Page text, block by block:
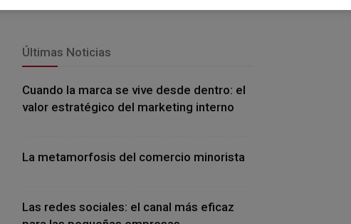
Últimas Noticias
Cuando la marca se vive desde dentro: el
valor estratégico del marketing interno
La metamorfosis del comercio minorista
Las redes sociales: el canal más eficaz